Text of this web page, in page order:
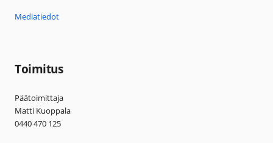
Mediatiedot
Toimitus
Päätoimittaja
Matti Kuoppala
0440 470 125